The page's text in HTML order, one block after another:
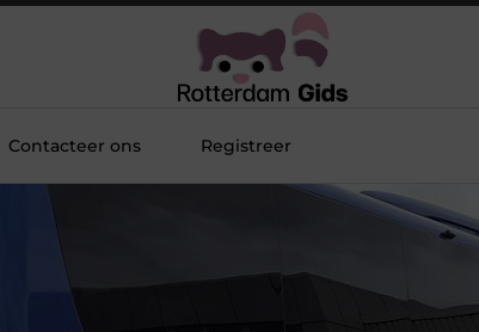
Contacteer ons Registreer